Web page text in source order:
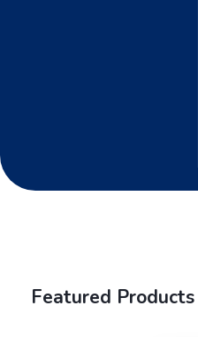
Featured Products